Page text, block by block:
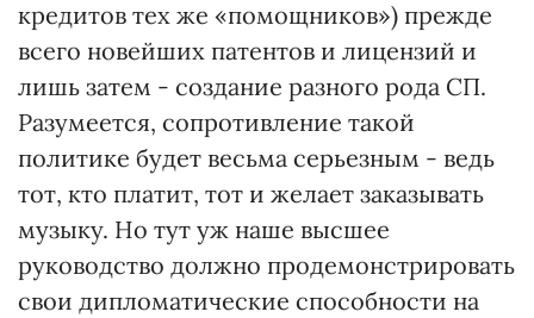
кредитов тех же «помощников») прежде
всего новейших патентов и лицензий и
лишь затем - создание разного рода СП.
Разумеется, сопротивление такой
политике будет весьма серьезным - ведь
тот, кто платит, тот и желает заказывать
музыку. Но тут уж наше высшее
руководство должно продемонстрировать
свои дипломатические способности на